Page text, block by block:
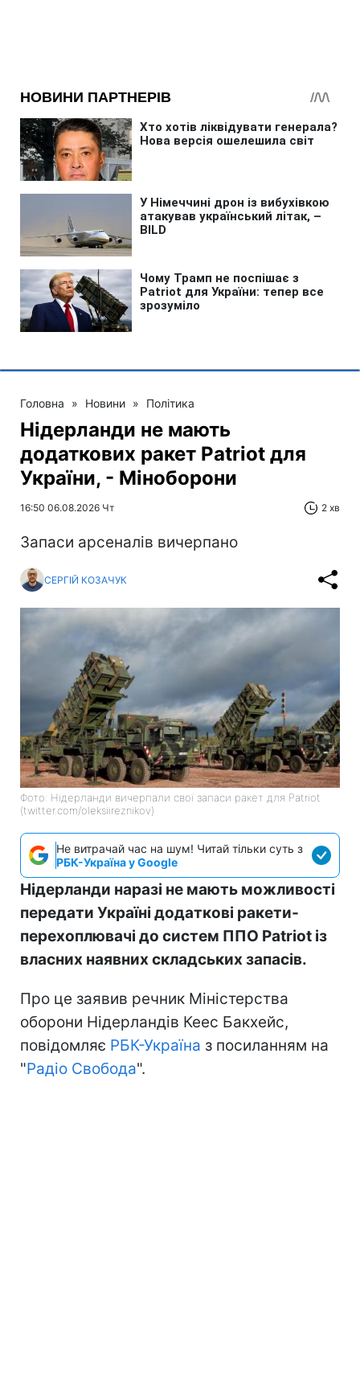
Головна » Новини » Політика
Нідерланди не мають
додаткових ракет Patriot для
України, - Міноборони
16:50 06.08.2026 Чт 2 хв
Запаси арсеналів вичерпано
СЕРГІЙ КОЗАЧУК
Фото: Нідерланди вичерпали свої запаси ракет для Patriot
(twitter.com/oleksiireznikov)
Не витрачай час на шум! Читай тільки суть з
РБК-Україна у Google
Нідерланди наразі не мають можливості
передати Україні додаткові ракети-
перехоплювачі до систем ППО Patriot із
власних наявних складських запасів.
Про це заявив речник Міністерства
оборони Нідерландів Кеес Бакхейс,
повідомляє РБК-Україна з посиланням на
"Радіо Свобода".